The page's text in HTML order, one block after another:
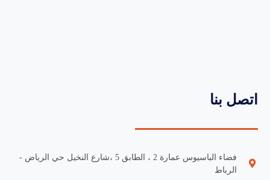
اتصل بنا
فضاء الباسيوس عمارة 2 ، الطابق 5 ،شارع النخيل حي الرياض -
الرباط